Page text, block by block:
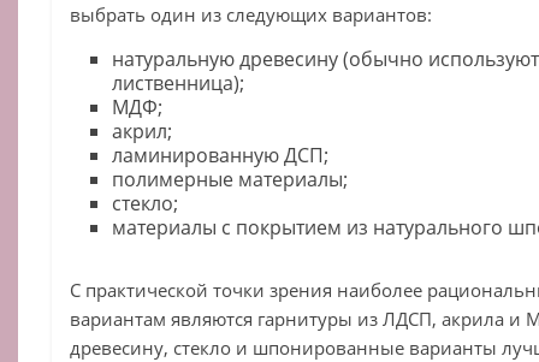
выбрать один из следующих вариантов:
натуральную древесину (обычно
лиственница);
МДФ;
акрил;
ламинированную ДСП;
полимерные материалы;
стекло;
материалы с покрытием из натурального
С практической точки зрения наиболее
вариантам являются гарнитуры из ЛДСП, акрила и
древесину, стекло и шпонированные варианты